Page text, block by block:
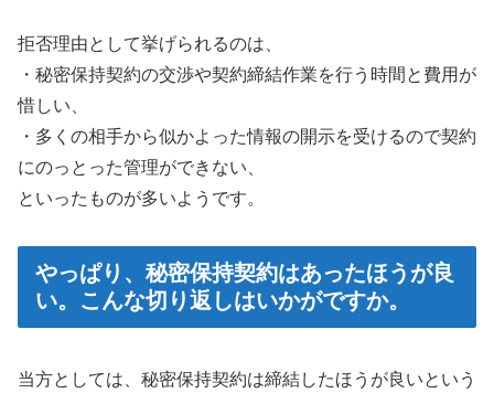
拒否理由として挙げられるのは、
・秘密保持契約の交渉や契約締結作業を行う時間と費用が
惜しい、
・多くの相手から似かよった情報の開示を受けるので契約
にのっとった管理ができない、
といったものが多いようです。
やっぱり、秘密保持契約はあったほうが良
い。こんな切り返しはいかがですか。
当方としては、秘密保持契約は締結したほうが良いという